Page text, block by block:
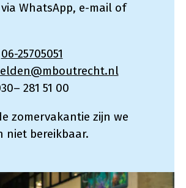
WhatsApp, e-mail of
06-25705051
281 51 00
zomervakantie zijn we
niet bereikbaar.